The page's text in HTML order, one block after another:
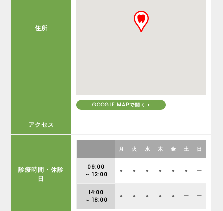
住所
GOOGLE MAPで開く
アクセス
診療時間・休診
日
月 火 水 木 金 土 日
09:00
～ 12:00
● ● ● ● ● ● ー
14:00
～ 18:00
● ● ● ● ● ー ー